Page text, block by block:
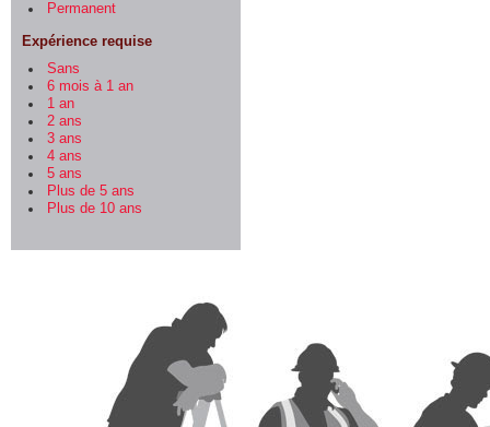
Permanent
Expérience requise
Sans
6 mois à 1 an
1 an
2 ans
3 ans
4 ans
5 ans
Plus de 5 ans
Plus de 10 ans